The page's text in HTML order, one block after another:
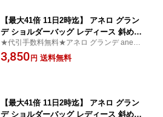
【最大41倍 11日2時迄】 アネロ グラン
デ ショルダーバッグ レディース 斜めが
けバッグ ブランド 軽量 軽い anello GR
ANDE ショルダー バッグ カバン 斜めが
★代引手数料無料★アネロ グランデ anello
GRANDE ショルダーバッグ 斜め掛け 無地
3,850 円 送料無料
【最大41倍 11日2時迄】 アネロ グラン
デ ショルダーバッグ レディース 斜めが